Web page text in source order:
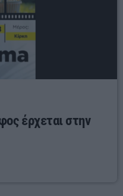
έρχεται στην